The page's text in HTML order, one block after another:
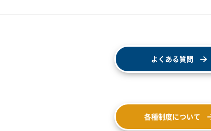
よくある質問
各種制度について